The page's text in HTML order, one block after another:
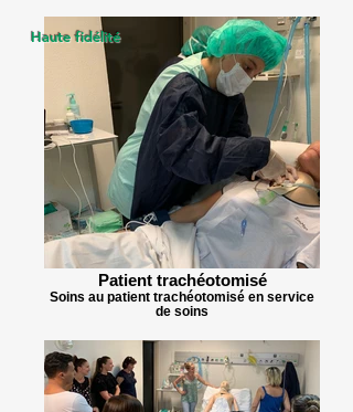
Patient trachéotomisé
Soins au patient trachéotomisé en service
de soins
Haute fidélité